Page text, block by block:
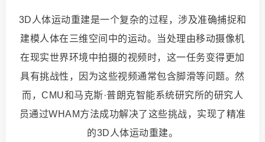
3D人体运动重建是一个复杂的过程，涉及准确捕捉和
建模人体在三维空间中的运动。当处理由移动摄像机
在现实世界环境中拍摄的视频时，这一任务变得更加
具有挑战性，因为这些视频通常包含脚滑等问题。然
而，CMU和马克斯·普朗克智能系统研究所的研究人
员通过WHAM方法成功解决了这些挑战，实现了精准
的3D人体运动重建。